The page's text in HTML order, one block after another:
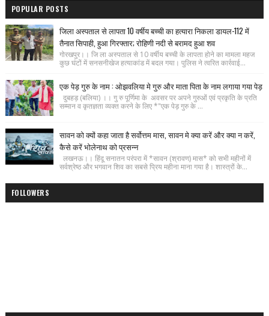
POPULAR POSTS
जिला अस्पताल से लापता 10 वर्षीय बच्ची का हत्यारा निकला डायल-112 में
तैनात सिपाही, हुआ गिरफ्तार; रोहिणी नदी से बरामद हुआ शव
गोरखपुर।। जि ला अस्पताल से 10 वर्षीय बच्ची के लापता होने का मामला महज
कुछ घंटों में सनसनीखेज हत्याकांड में बदल गया। पुलिस ने त्वरित कार्रवाई...
एक पेड़ गुरु के नाम : ओझवलिया मे गुरु और माता पिता के नाम लगाया गया पेड़
दुबहड़ (बलिया) ।। गु रु पूर्णिमा के अवसर पर अपने गुरुओं एवं प्रकृति के प्रति
सम्मान व कृतज्ञता व्यक्त करने के लिए *"एक पेड़ गुरु के ...
सावन को क्यों कहा जाता है सर्वोत्तम मास, सावन मे क्या करें और क्या न करें,
कैसे करें भोलेनाथ को प्रसन्न
लखनऊ।। हिंदू सनातन परंपरा में *सावन (श्रावण) मास* को सभी महीनों में
सर्वश्रेष्ठ और भगवान शिव का सबसे प्रिय महीना माना गया है। शास्त्रों के...
FOLLOWERS